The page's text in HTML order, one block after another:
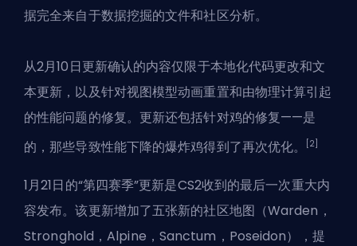
据完全来自于数据挖掘的文件和社区分析。
从2月10日更新确认的内容仅限于本地化代码更改和文
本更新，以及针对视图模型动画重置和由物理计算引起
的性能问题的修复。更新还包括针对鸡的修复——是
的，那些导致性能下降的爆炸鸡得到了再次优化。
[2]
1月21日的“第四赛季”更新是CS2收到的最后一次重大内
容发布。该更新增加了五张新的社区地图（Warden，
Stronghold，Alpine，Sanctum，Poseidon），提